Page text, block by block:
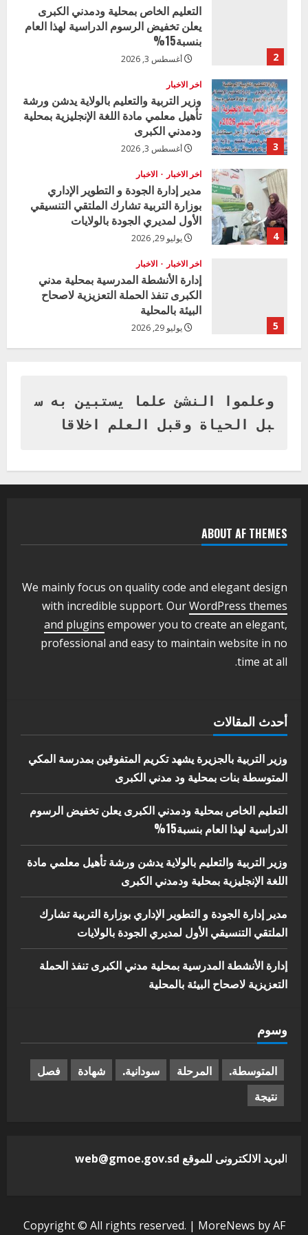
2
التعليم الخاص بمحلية ودمدني الكبرى
يعلن تخفيض الرسوم الدراسية لهذا العام
بنسبة15%
أغسطس 3, 2026
3
اخر الاخبار
وزير التربية والتعليم بالولاية يدشن ورشة
تأهيل معلمي مادة اللغة الإنجليزية بمحلية
ودمدني الكبرى
أغسطس 3, 2026
4
اخر الاخبار الاخبار
مدير إدارة الجودة و التطوير الإداري
بوزارة التربية تشارك الملتقي التنسيقي
الأول لمديري الجودة بالولايات
يوليو 29, 2026
5
اخر الاخبار الاخبار
إدارة الأنشطة المدرسية بمحلية مدني
الكبرى تنفذ الحملة التعزيزية لاصحاح
البيئة بالمحلية
يوليو 29, 2026
بنات بمحلية ود مدني الكبرى
أغسطس 3, 2026
يعلن تخفيض الرسوم الدراسية لهذا العام
بنسبة15%
3
وزير التربية والتعليم بالولاية يدشن ورشة
أغسطس 3, 2026
اخر الاخبار الاخبار
مدير إدارة الجودة و التطوير الإداري
بوزارة التربية تشارك الملتقي التنسيقي
5
البيئة بالمحلية
يوليو 29, 2026
وعلموا النشئ علما يستبين به س
بل الحياة وقبل العلم اخلاقا
ABOUT AF THEMES
We mainly focus on quality code and elegant design
with incredible support. OurWordPress themes
and plugins empower you to create an elegant,
professional and easy to maintain website in no
time at all.
أحدث المقالات
وزير التربية بالجزيرة يشهد تكريم المتفوقين بمدرسة المكي
المتوسطة بنات بمحلية ود مدني الكبرى
التعليم الخاص بمحلية ودمدني الكبرى يعلن تخفيض الرسوم
الدراسية لهذا العام بنسبة15%
وزير التربية والتعليم بالولاية يدشن ورشة تأهيل معلمي مادة
اللغة الإنجليزية بمحلية ودمدني الكبرى
مدير إدارة الجودة و التطوير الإداري بوزارة التربية تشارك
الملتقي التنسيقي الأول لمديري الجودة بالولايات
إدارة الأنشطة المدرسية بمحلية مدني الكبرى تنفذ الحملة
التعزيزية لاصحاح البيئة بالمحلية
وسوم
المتوسطة. المرحلة سودانية. شهادة
فصل
نتيجة
البريد الالكترونى للموقع web@gmoe.gov.sd
Copyright © All rights reserved. | MoreNews by AF